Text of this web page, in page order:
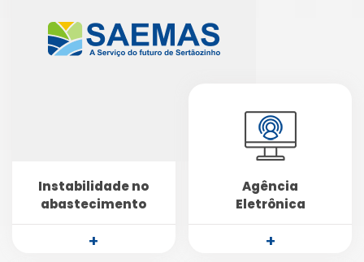
Instabilidade no
abastecimento
+
Agência
Eletrônica
+